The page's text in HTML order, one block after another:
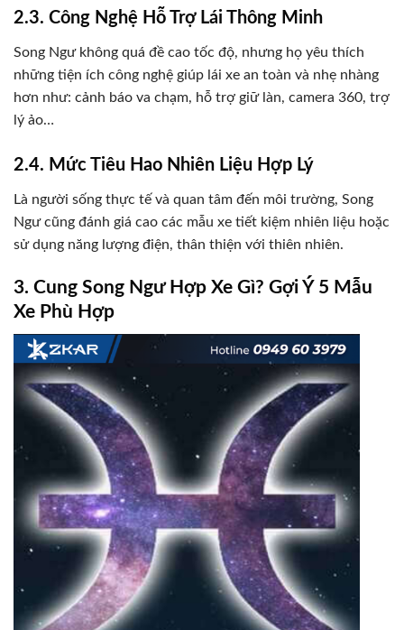
2.3. Công Nghệ Hỗ Trợ Lái Thông Minh
Song Ngư không quá đề cao tốc độ, nhưng họ yêu thích
những tiện ích công nghệ giúp lái xe an toàn và nhẹ nhàng
hơn như: cảnh báo va chạm, hỗ trợ giữ làn, camera 360, trợ
lý ảo…
2.4. Mức Tiêu Hao Nhiên Liệu Hợp Lý
Là người sống thực tế và quan tâm đến môi trường, Song
Ngư cũng đánh giá cao các mẫu xe tiết kiệm nhiên liệu hoặc
sử dụng năng lượng điện, thân thiện với thiên nhiên.
3. Cung Song Ngư Hợp Xe Gì? Gợi Ý 5 Mẫu
Xe Phù Hợp